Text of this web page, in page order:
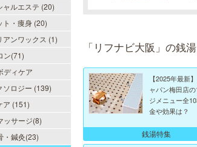
ャルエステ (20)
ト・痩身 (20)
アンワックス (1)
ン(71)
ディケア
ソロジー (139)
ア (151)
ッサージ(8)
・鍼灸(23)
「リフナビ大阪」の銭
【2025年最新
ャパン梅田店
ジメニュー全
金や効果は？
銭湯特集